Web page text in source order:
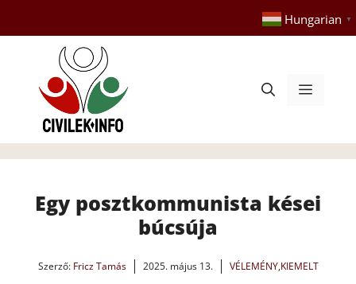
tartalomba
Hungarian ▼
Menü
Egy posztkommunista kései
búcsúja
Szerző: Fricz Tamás 2025. május 13. VÉLEMÉNY,KIEMELT